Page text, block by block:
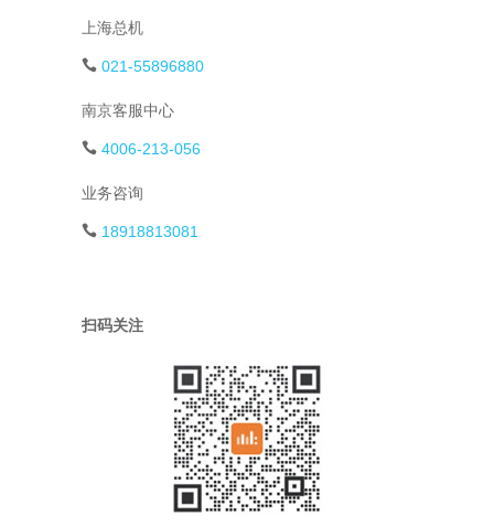
上海总机
021-55896880
南京客服中心
4006-213-056
业务咨询
18918813081
扫码关注